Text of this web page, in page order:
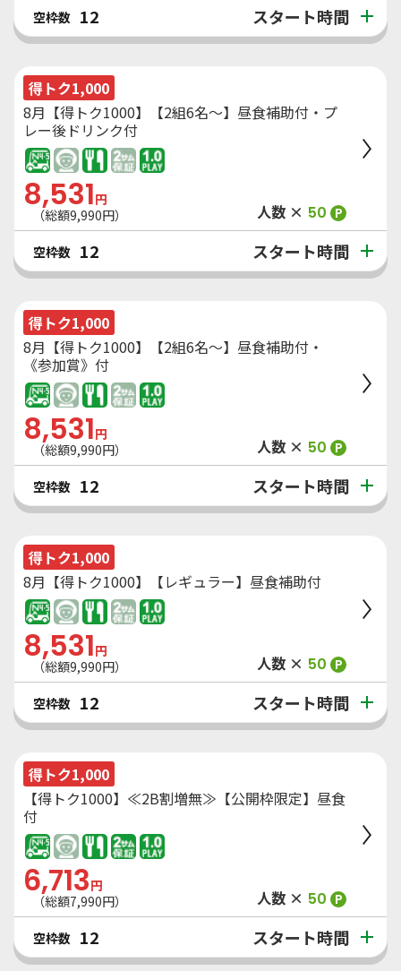
空枠数 12 スタート時間
得トク1,000
8月【得トク1000】【2組6名～】昼食補助付・プ
レー後ドリンク付
8,531円
（総額9,990円） 人数 × 50 P
空枠数 12 スタート時間
得トク1,000
8月【得トク1000】【2組6名～】昼食補助付・
《参加賞》付
8,531円
（総額9,990円） 人数 × 50 P
空枠数 12 スタート時間
得トク1,000
8月【得トク1000】【レギュラー】昼食補助付
8,531円
（総額9,990円） 人数 × 50 P
空枠数 12 スタート時間
得トク1,000
【得トク1000】≪2B割増無≫【公開枠限定】昼食
付
6,713円
（総額7,990円） 人数 × 50 P
空枠数 12 スタート時間